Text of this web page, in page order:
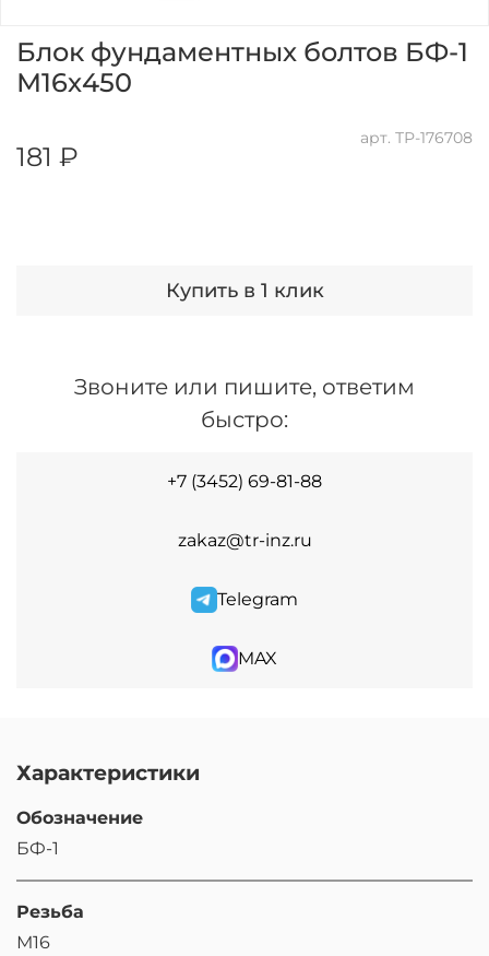
арт. ТР-176708
Блок фундаментных болтов БФ-1
М16х450
181 ₽
Купить в 1 клик
Звоните или пишите, ответим
быстро:
+7 (3452) 69-81-88
zakaz@tr-inz.ru
Telegram
MAX
Характеристики
Обозначение
БФ-1
Резьба
М16